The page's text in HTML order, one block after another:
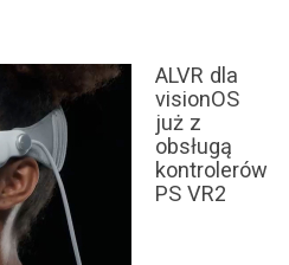
ALVR dla
visionOS
już z
obsługą
kontrolerów
PS VR2